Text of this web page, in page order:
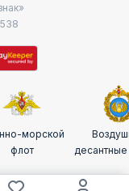
морской
флот
десантные